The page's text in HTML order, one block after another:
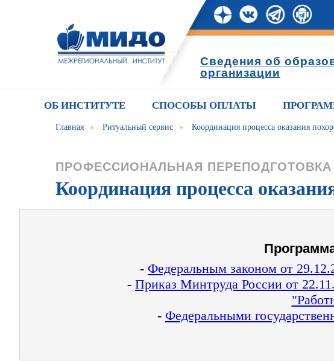
Сведения об
организации
ОБ ИНСТИТУТЕ СПОСОБЫ ОПЛАТЫ
Главная » Ритуальный сервис » Координация процесса оказания
ПРОФЕССИОНАЛЬНАЯ
Координация процесса
- Федеральным законом от
- Приказ Минтруда России от
- Федеральными